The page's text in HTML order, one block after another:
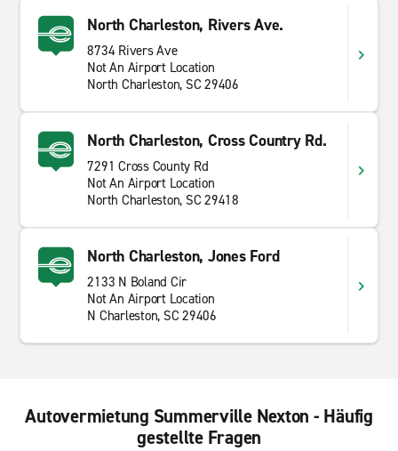
North Charleston, Rivers Ave.
8734 Rivers Ave
Not An Airport Location
North Charleston, SC 29406
North Charleston, Cross Country Rd.
7291 Cross County Rd
Not An Airport Location
North Charleston, SC 29418
North Charleston, Jones Ford
2133 N Boland Cir
Not An Airport Location
N Charleston, SC 29406
Autovermietung Summerville Nexton - Häufig
gestellte Fragen